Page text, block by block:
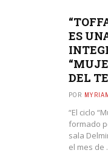
ES
DEL
POR
“El ciclo
formado
sala
el mes de